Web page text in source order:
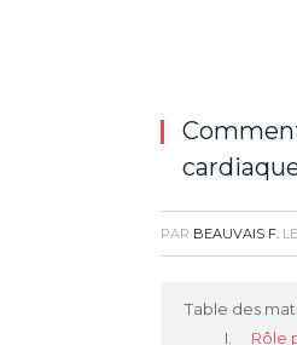
PAR BEAUVAIS F. LE
Table des
Rôle